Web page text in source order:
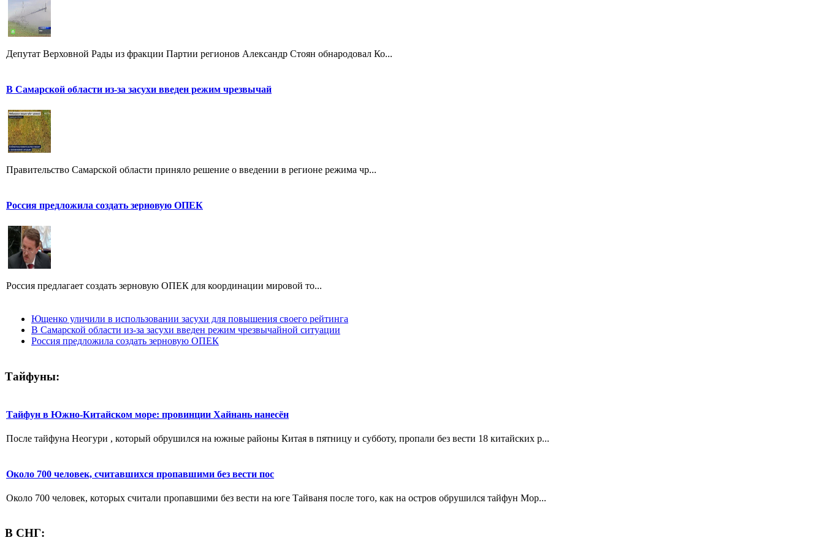
Депутат Верховной Рады из фракции Партии регионов Александр Стоян обнародовал Ко...
В Самарской области из-за засухи введен режим чрезвычай
Правительство Самарской области приняло решение о введении в регионе режима чр...
Россия предложила создать зерновую ОПЕК
Россия предлагает создать зерновую ОПЕК для координации мировой то...
Ющенко уличили в использовании засухи для повышения своего рейтинга
В Самарской области из-за засухи введен режим чрезвычайной ситуации
Россия предложила создать зерновую ОПЕК
Тайфуны:
Тайфун в Южно-Китайском море: провинции Хайнань нанесён
После тайфуна Неогури , который обрушился на южные районы Китая в пятницу и субботу, пропали без вести 18 китайских р...
Около 700 человек, считавшихся пропавшими без вести пос
Около 700 человек, которых считали пропавшими без вести на юге Тайваня после того, как на остров обрушился тайфун Мор...
В СНГ: